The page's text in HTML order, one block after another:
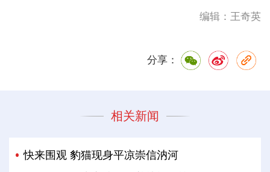
编辑：王奇英
分享：
相关新闻
快来围观 豹猫现身平凉崇信汭河